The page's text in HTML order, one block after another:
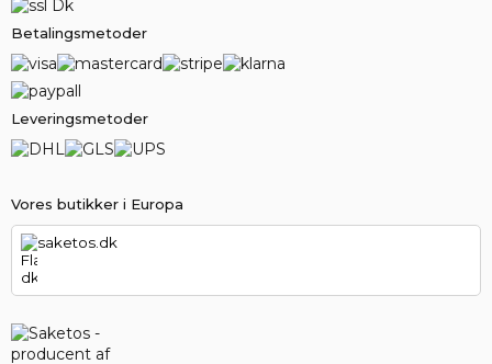
Vores butikker i Europa
saketos.dk
Betalingsmetoder
Leveringsmetoder